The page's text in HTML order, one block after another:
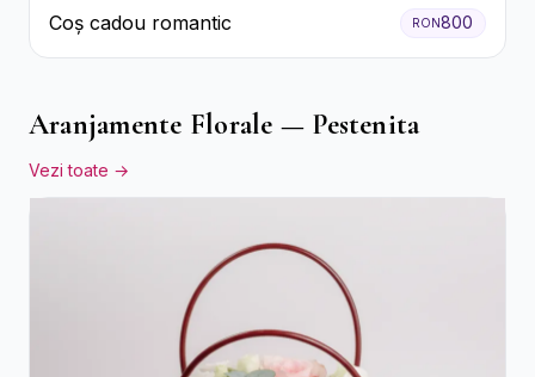
Coș cadou romantic RON800
Aranjamente Florale — Pestenita
Vezi toate →